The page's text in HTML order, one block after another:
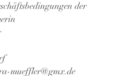
der
mueffler@gmx.de